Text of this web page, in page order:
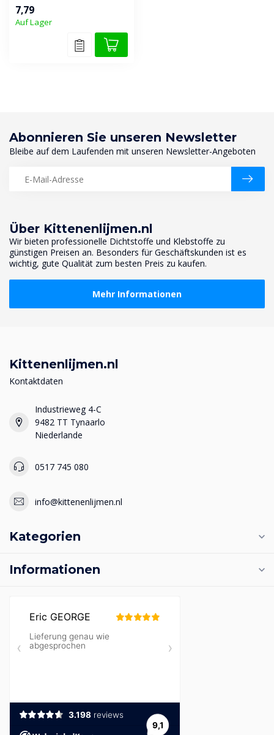
Dichtungsmi...
7,79
Auf Lager
Über Kittenenlijmen.nl
Wir bieten professionelle Dichtstoffe und Klebstoffe zu
günstigen Preisen an. Besonders für Geschäftskunden ist es
wichtig, gute Qualität zum besten Preis zu kaufen.
Mehr Informationen
Abonnieren Sie unseren Newsletter
Bleibe auf dem Laufenden mit unseren Newsletter-Angeboten
Kittenenlijmen.nl
Kontaktdaten
Industrieweg 4-C
9482 TT Tynaarlo
Niederlande
0517 745 080
info@kittenenlijmen.nl
Kategorien
Informationen